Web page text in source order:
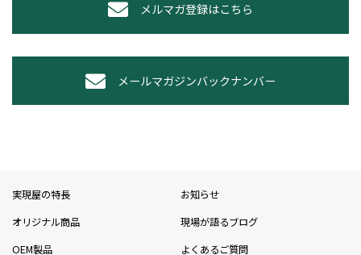
メルマガ登録はこちら
メールマガジンバックナンバー
実現屋の特長
オリジナル商品
OEM製品
お知らせ
現場が語るブログ
よくあるご質問